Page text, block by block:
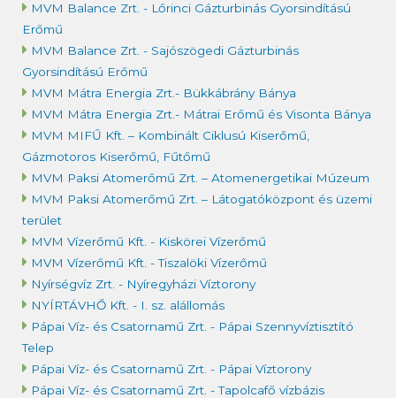
MVM Balance Zrt. - Lőrinci Gázturbinás Gyorsindítású
Erőmű
MVM Balance Zrt. - Sajószögedi Gázturbinás
Gyorsindítású Erőmű
MVM Mátra Energia Zrt.- Bükkábrány Bánya
MVM Mátra Energia Zrt.- Mátrai Erőmű és Visonta Bánya
MVM MIFŰ Kft. – Kombinált Ciklusú Kiserőmű,
Gázmotoros Kiserőmű, Fűtőmű
MVM Paksi Atomerőmű Zrt. – Atomenergetikai Múzeum
MVM Paksi Atomerőmű Zrt. – Látogatóközpont és üzemi
terület
MVM Vízerőmű Kft. - Kiskörei Vízerőmű
MVM Vízerőmű Kft. - Tiszalöki Vízerőmű
Nyírségvíz Zrt. - Nyíregyházi Víztorony
NYÍRTÁVHŐ Kft. - I. sz. alállomás
Pápai Víz- és Csatornamű Zrt. - Pápai Szennyvíztisztító
Telep
Pápai Víz- és Csatornamű Zrt. - Pápai Víztorony
Pápai Víz- és Csatornamű Zrt. - Tapolcafő vízbázis